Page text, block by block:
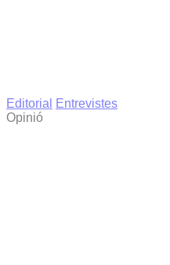
Editorial
Entrevistes
Opinió